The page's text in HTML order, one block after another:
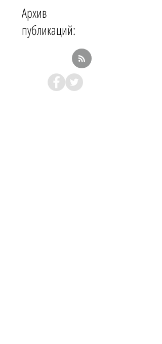
Архив
публикаций: